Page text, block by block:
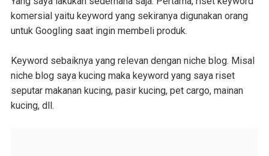
komersial yaitu keyword yang sekiranya digunakan orang
untuk Googling saat ingin membeli produk.
Keyword sebaiknya yang relevan dengan niche blog. Misal
niche blog saya kucing maka keyword yang saya riset
seputar makanan kucing, pasir kucing, pet cargo, mainan
kucing, dll.